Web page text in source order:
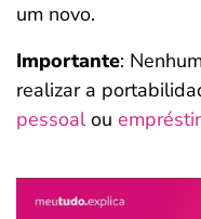
um novo.
Importante:
realizar a
pessoalou